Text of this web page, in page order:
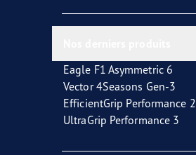
Eagle F1 Asymmetric 6
Vector 4Seasons Gen-3
EfficientGrip Performance 2
UltraGrip Performance 3